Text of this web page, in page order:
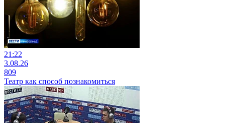
21:22
3.08.26
809
Театр как способ познакомиться